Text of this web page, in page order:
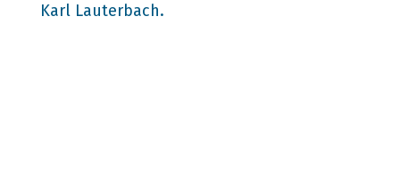
Karl Lauterbach.